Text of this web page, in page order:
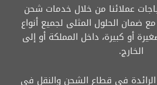
عملائنا من خلال خدمات شحن
ضمان الحلول المثلى لجميع أنواع
أو كبيرة، داخل المملكة أو إلى
الخارج.
في قطاع الشحن والنقل في